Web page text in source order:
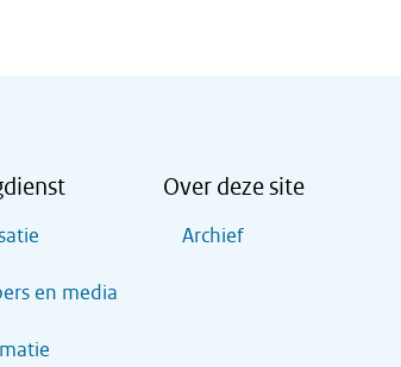
en media
Over deze site
Archief